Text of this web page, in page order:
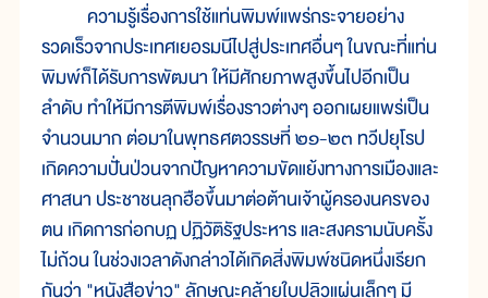
ความรู้เรื่องการใช้แท่นพิมพ์แพร่กระจายอย่าง
รวดเร็วจากประเทศเยอรมนีไปสู่ประเทศอื่นๆ ในขณะที่แท่น
พิมพ์ก็ได้รับการพัฒนา ให้มีศักยภาพสูงขึ้นไปอีกเป็น
ลำดับ ทำให้มีการตีพิมพ์เรื่องราวต่างๆ ออกเผยแพร่เป็น
จำนวนมาก ต่อมาในพุทธศตวรรษที่ ๒๑-๒๓ ทวีปยุโรป
เกิดความปั่นป่วนจากปัญหาความขัดแย้งทางการเมืองและ
ศาสนา ประชาชนลุกฮือขึ้นมาต่อต้านเจ้าผู้ครองนครของ
ตน เกิดการก่อกบฏ ปฏิวัติรัฐประหาร และสงครามนับครั้ง
ไม่ถ้วน ในช่วงเวลาดังกล่าวได้เกิดสิ่งพิมพ์ชนิดหนึ่งเรียก
กันว่า "หนังสือข่าว" ลักษณะคล้ายใบปลิวแผ่นเล็กๆ มี